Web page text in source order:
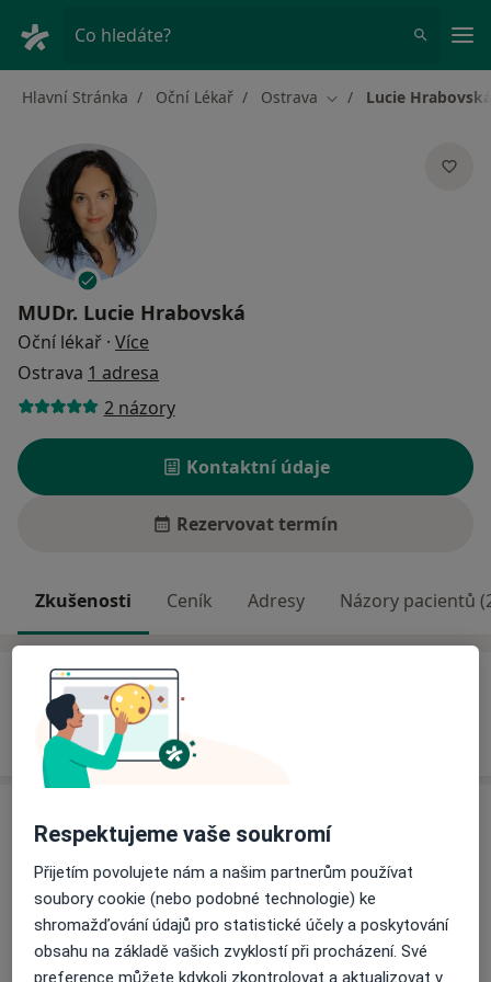
Co hledáte?
Hlavní Stránka Oční Lékař Ostrava Změna města
Lucie Hrabovská
MUDr. Lucie Hrabovská
Oční lékař · Více
Ostrava 1 adresa
2 názory
Kontaktní údaje
Rezervovat termín
Zkušenosti Ceník Adresy Názory pacientů
Zkušenosti
Odborník na:
Oftalmologie
Ceník
Informace o službách a cenách nejsou k dispozici
Tento specialista ještě nepřidával žádné informace o
svých službách.
Respektujeme vaše soukromí
Přijetím povolujete nám a našim partnerům používat
soubory cookie (nebo podobné technologie) ke
shromažďování údajů pro statistické účely a poskytování
obsahu na základě vašich zvyklostí při procházení. Své
preference můžete kdykoli zkontrolovat a aktualizovat v